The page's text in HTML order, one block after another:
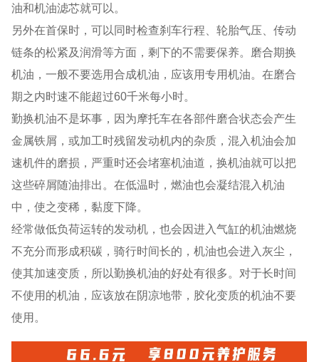
油和机油滤芯就可以。
另外在首保时，可以同时检查刹车行程、轮胎气压、传动
链条的松紧及润滑等方面，剩下的不需要保养。磨合期换
机油，一般不要选用合成机油，应该用专用机油。在磨合
期之内时速不能超过60千米每小时。
勤换机油不是坏事，因为摩托车在各部件磨合状态会产生
金属铁屑，或加工时残留发动机内的杂质，混入机油会加
速机件的磨损，严重时还会堵塞机油道，换机油就可以把
这些碎屑随油排出。在低温时，燃油也会凝结混入机油
中，使之变稀，黏度下降。
经常做低负荷运转的发动机，也会因进入气缸的机油燃烧
不充分而形成积碳，骑行时间长的，机油也会进入灰尘，
使其加速变质，所以勤换机油的好处有很多。对于长时间
不使用的机油，应该放在阴凉地带，胶化变质的机油不要
使用。